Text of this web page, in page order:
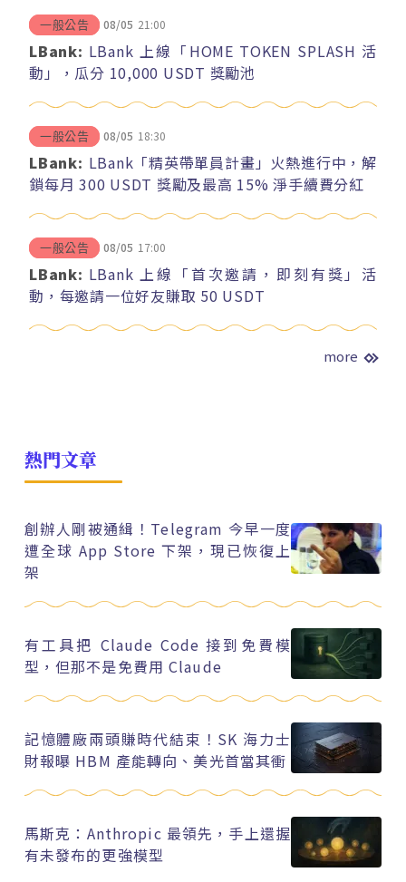
一般公告 08/05 21:00
LBank: LBank 上線「HOME TOKEN SPLASH 活
動」，瓜分 10,000 USDT 獎勵池
一般公告 08/05 18:30
LBank: LBank「精英帶單員計畫」火熱進行中，解
鎖每月 300 USDT 獎勵及最高 15% 淨手續費分紅
一般公告 08/05 17:00
LBank: LBank 上線「首次邀請，即刻有獎」活
動，每邀請一位好友賺取 50 USDT
more
熱門文章
創辦人剛被通緝！Telegram 今早一度
遭全球 App Store 下架，現已恢復上
架
有工具把 Claude Code 接到免費模
型，但那不是免費用 Claude
記憶體廠兩頭賺時代結束！SK 海力士
財報曝 HBM 產能轉向、美光首當其衝
馬斯克：Anthropic 最領先，手上還握
有未發布的更強模型